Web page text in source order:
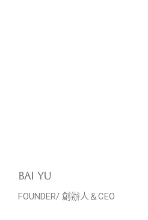
BAI YU
FOUNDER/ 創辦人＆CEO